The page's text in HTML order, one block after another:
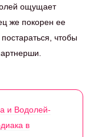
ощущает
же покорен ее
чтобы
и Водолей-
в